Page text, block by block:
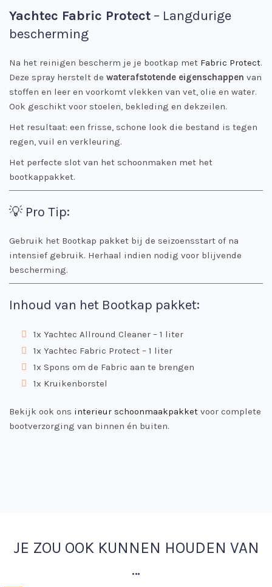
Yachtec Fabric Protect – Langdurige
bescherming
Na het reinigen bescherm je je bootkap met Fabric Protect.
Deze spray herstelt de waterafstotende eigenschappen van
stoffen en leer en voorkomt vlekken van vet, olie en water.
Ook geschikt voor stoelen, bekleding en dekzeilen.
Het resultaat: een frisse, schone look die bestand is tegen
regen, vuil en verkleuring.
Het perfecte slot van het schoonmaken met het
bootkappakket.
💡 Pro Tip:
Gebruik het Bootkap pakket bij de seizoensstart of na
intensief gebruik. Herhaal indien nodig voor blijvende
bescherming.
Inhoud van het Bootkap pakket:
1x Yachtec Allround Cleaner – 1 liter
1x Yachtec Fabric Protect – 1 liter
1x Spons om de Fabric aan te brengen
1x Kruikenborstel
Bekijk ook ons interieur schoonmaakpakket voor complete
bootverzorging van binnen én buiten.
JE ZOU OOK KUNNEN HOUDEN VAN
…